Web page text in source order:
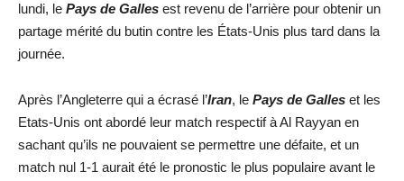
lundi, le Pays de Galles est revenu de l’arrière pour obtenir un
partage mérité du butin contre les États-Unis plus tard dans la
journée.
Après l’Angleterre qui a écrasé l’Iran, le Pays de Galles et les
Etats-Unis ont abordé leur match respectif à Al Rayyan en
sachant qu’ils ne pouvaient se permettre une défaite, et un
match nul 1-1 aurait été le pronostic le plus populaire avant le